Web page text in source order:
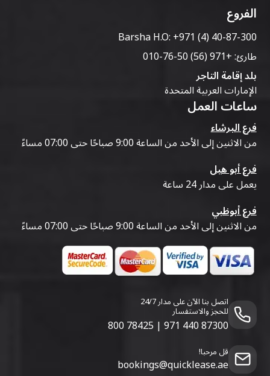
الفروع
Barsha H.O:+971 (4) 40-87-300
طارئ:+971 (56) 50-76-010
بلد إقامة التاجر
الإمارات العربية المتحدة
ساعات العمل
فرع البرشاء
من الاثنين إلى الأحد من الساعة 9:00 صباحًا حتى 07:00 مساءً
فرع أبو هيل
يعمل على مدار 24 ساعة
فرع أبوظبي
من الاثنين إلى الأحد من الساعة 9:00 صباحًا حتى 07:00 مساءً
اتصل بنا الآن على مدار 24/7
للحجز والاستفسار
800 78425 | 971 440 87300
قل مرحبا!
bookings@quicklease.ae